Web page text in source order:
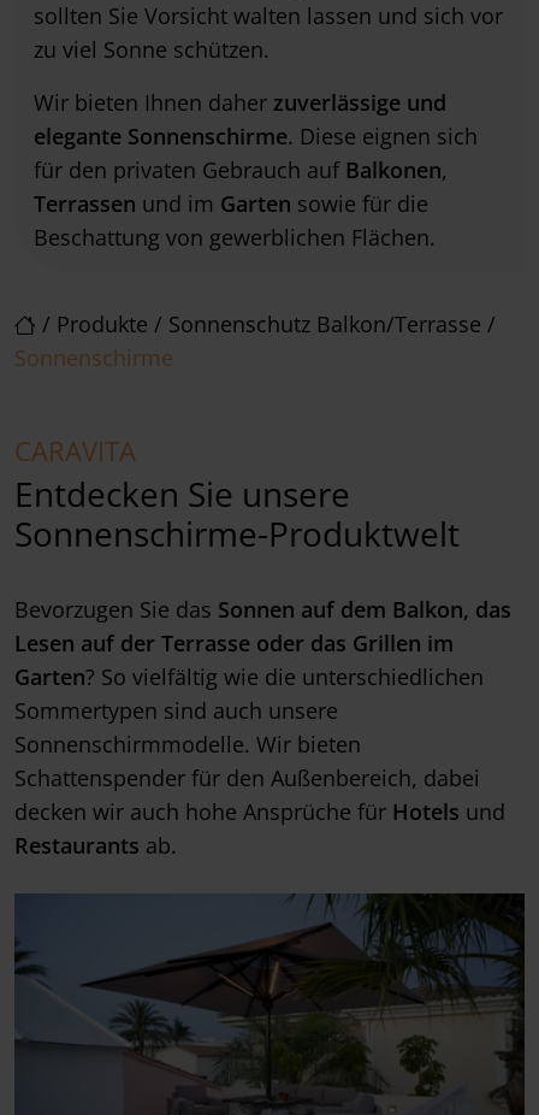
/ Produkte / Sonnenschutz Balkon/Terrasse /
Sonnenschirme
sollten Sie Vorsicht walten lassen und sich vor
zu viel Sonne schützen.
Wir bieten Ihnen daher zuverlässige und
elegante Sonnenschirme. Diese eignen sich
für den privaten Gebrauch auf Balkonen,
Terrassen und im Garten sowie für die
Beschattung von gewerblichen Flächen.
CARAVITA
Entdecken Sie unsere
Sonnenschirme-Produktwelt
Bevorzugen Sie das Sonnen auf dem Balkon, das
Lesen auf der Terrasse oder das Grillen im
Garten? So vielfältig wie die unterschiedlichen
Sommertypen sind auch unsere
Sonnenschirmmodelle. Wir bieten
Schattenspender für den Außenbereich, dabei
decken wir auch hohe Ansprüche für Hotels und
Restaurants ab.